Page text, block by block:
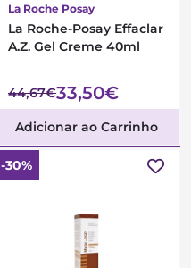
La Roche Posay
La Roche-Posay Effaclar
A.Z. Gel Creme 40ml
44,67€33,50€
Adicionar ao Carrinho
-30%